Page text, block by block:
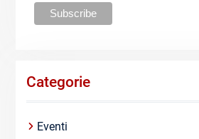
Categorie
Eventi